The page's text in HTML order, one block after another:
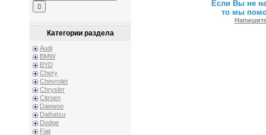
Категории раздела
Audi
BMW
BYD
Chery
Chevrolet
Chrysler
Citroen
Daewoo
Daihatsu
Dodge
Fiat
Если Вы не
то мы